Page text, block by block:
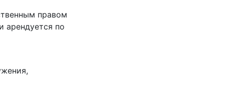
правом
арендуется по